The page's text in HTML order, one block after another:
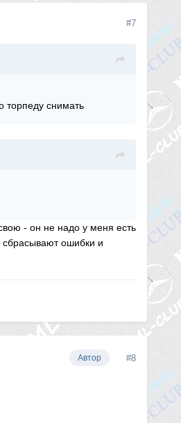
#7
торпеду снимать
- он не надо у меня есть
сбрасывают ошибки и
Автор #8